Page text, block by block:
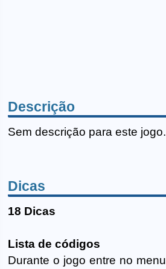
Descrição
Sem descrição para este jogo.
Dicas
18 Dicas
Lista de códigos
Durante o jogo entre no menu